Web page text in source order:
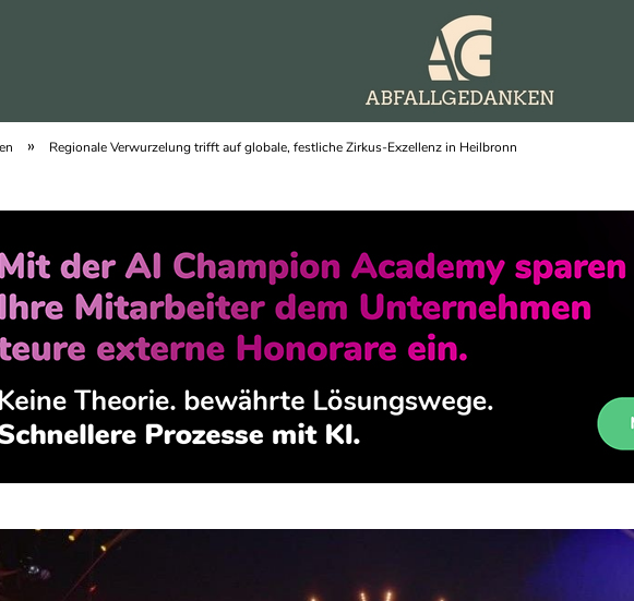
» Regionale Verwurzelung trifft auf globale, festliche Zirkus-Exzellenz in Heilbronn